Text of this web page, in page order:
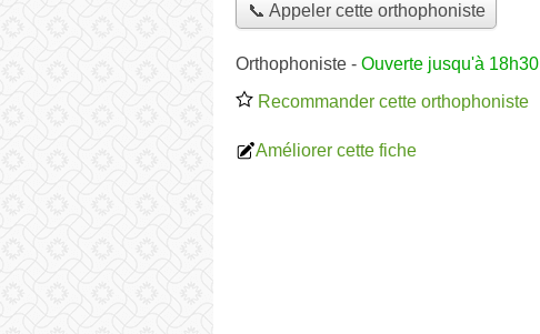
📞 Appeler cette orthophoniste
Orthophoniste - Ouverte jusqu'à 18h30
Recommander cette orthophoniste
Améliorer cette fiche